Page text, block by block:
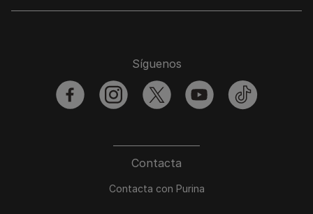
Contacta
Contacta con Purina
Síguenos
facebookinstagramtwitter youtubetiktok